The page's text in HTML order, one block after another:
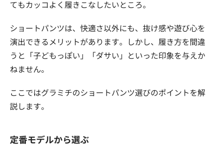
てもカッコよく履きこなしたいところ。
ショートパンツは、快適さ以外にも、抜け感や遊び心を
演出できるメリットがあります。しかし、履き方を間違
うと「子どもっぽい」「ダサい」といった印象を与えか
ねません。
ここではグラミチのショートパンツ選びのポイントを解
説します。
定番モデルから選ぶ